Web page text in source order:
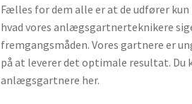
Fælles for dem alle er at de udfører
hvad vores anlægsgartnerteknikere
fremgangsmåden. Vores gartnere er
på at leverer det optimale resultat. Du
anlægsgartnere her.